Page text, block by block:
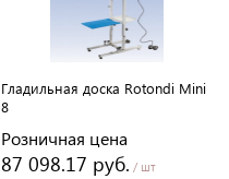
Гладильная доска Rotondi Mini
8
Розничная цена
87 098.17 руб. / шт